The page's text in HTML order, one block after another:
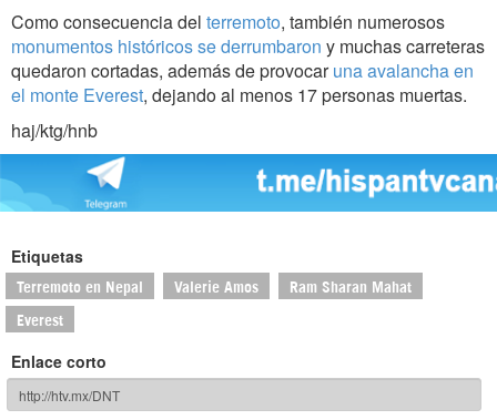
Como consecuencia del terremoto, también numerosos
monumentos históricos se derrumbaron y muchas carreteras
quedaron cortadas, además de provocaruna avalancha en
el monte Everest, dejando al menos 17 personas muertas.
haj/ktg/hnb
Etiquetas
Terremoto en Nepal Valerie Amos Ram Sharan Mahat
Everest
Enlace corto